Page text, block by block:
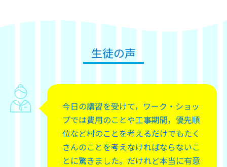
生徒の声
今日の講習を受けて，ワーク・ショッ
プでは費用のことや工事期間，優先順
位など村のことを考えるだけでもたく
さんのことを考えなければならないこ
とに驚きました。だけれど本当に有意